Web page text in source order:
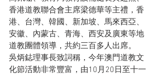
香港道教聯合會主席梁德華等主禮，香
港、台灣、韓國、新加坡、馬來西亞、
安徽、內蒙古、青海、西安及廣東等地
道教團體領導，共約三百多人出席。
吳炳鋕理事長致詞稱，今年澳門道教文
化節活動非常豐富，由10月20日至十一